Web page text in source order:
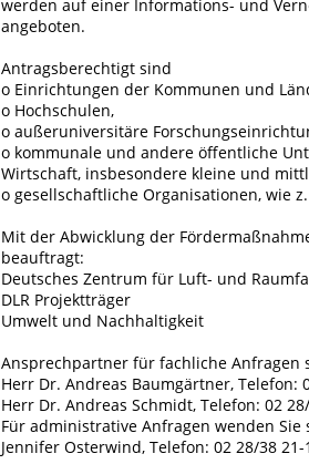
werden auf einer Informations- und
angeboten.
Antragsberechtigt sind
o Einrichtungen der Kommunen und
o Hochschulen,
o außeruniversitäre
o kommunale und andere öffentliche
Wirtschaft, insbesondere kleine und
o gesellschaftliche Organisationen, wie
Mit der Abwicklung der
beauftragt:
Deutsches Zentrum für Luft- und
DLR Projektträger
Umwelt und Nachhaltigkeit
Ansprechpartner für fachliche Anfragen
Herr Dr. Andreas Baumgärtner, Telefon:
Herr Dr. Andreas Schmidt, Telefon: 02
Für administrative Anfragen wenden Sie
Jennifer Osterwind, Telefon: 02 28/38 21-